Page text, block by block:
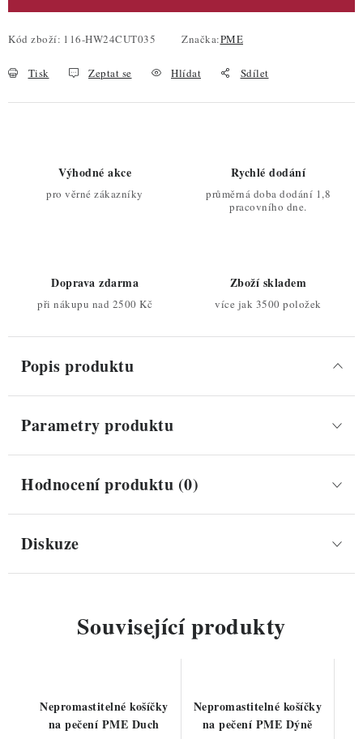
Kód zboží: 116-HW24CUT035 Značka:PME
Tisk Zeptat se Hlídat Sdílet
Výhodné akce
pro věrné zákazníky
Rychlé dodání
průměrná doba dodání 1,8
pracovního dne.
Doprava zdarma
při nákupu nad 2500 Kč
Zboží skladem
více jak 3500 položek
Popis produktu
Parametry produktu
Hodnocení produktu (0)
Diskuze
Související produkty
Nepromastitelné košíčky
na pečení PME Duch
Nepromastitelné košíčky
na pečení PME Dýně